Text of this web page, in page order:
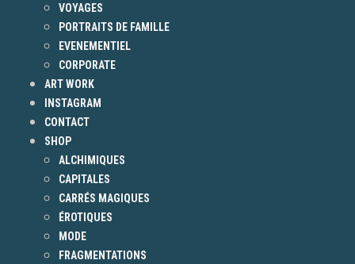
VOYAGES
PORTRAITS DE FAMILLE
EVENEMENTIEL
CORPORATE
ART WORK
INSTAGRAM
CONTACT
SHOP
ALCHIMIQUES
CAPITALES
CARRÉS MAGIQUES
ÉROTIQUES
MODE
FRAGMENTATIONS